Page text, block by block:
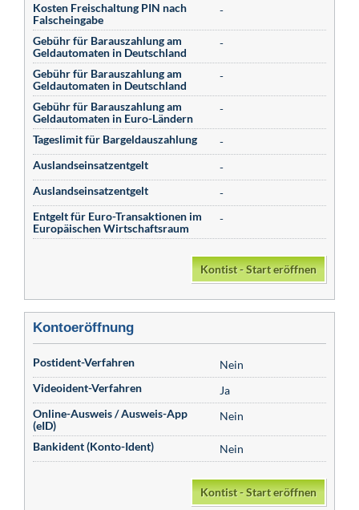
Kosten Freischaltung PIN nach
Falscheingabe
-
Gebühr für Barauszahlung am
Geldautomaten in Deutschland
-
Gebühr für Barauszahlung am
Geldautomaten in Deutschland
-
Gebühr für Barauszahlung am
Geldautomaten in Euro-Ländern
-
Tageslimit für Bargeldauszahlung
-
Auslandseinsatzentgelt
-
Auslandseinsatzentgelt
-
Entgelt für Euro-Transaktionen im
Europäischen Wirtschaftsraum
-
Kontist - Start eröffnen
Kontoeröffnung
Postident-Verfahren
Nein
Videoident-Verfahren
Ja
Online-Ausweis / Ausweis-App
(eID)
Nein
Bankident (Konto-Ident) Nein
Kontist - Start eröffnen